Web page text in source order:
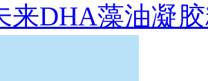
来DHA藻油凝